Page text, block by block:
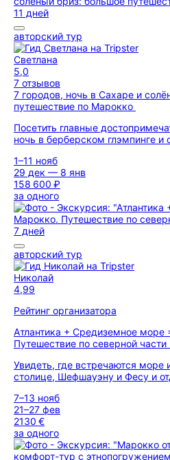
11 дней
авторский тур
Светлана
5,0
7 отзывов
7 городов, ночь в Сахаре и
путешествие по Марокко
Посетить главные
ночь в берберском глэмпинге и
1–11 нояб
29 дек — 8 янв
158 600 ₽
за одного
7 дней
авторский тур
Николай
4,99
Рейтинг организатора
Атлантика + Средиземное море
Путешествие по северной части
Увидеть, где встречаются море
столице, Шефшауэну и Фесу и
7–13 нояб
21–27 фев
2130 €
за одного